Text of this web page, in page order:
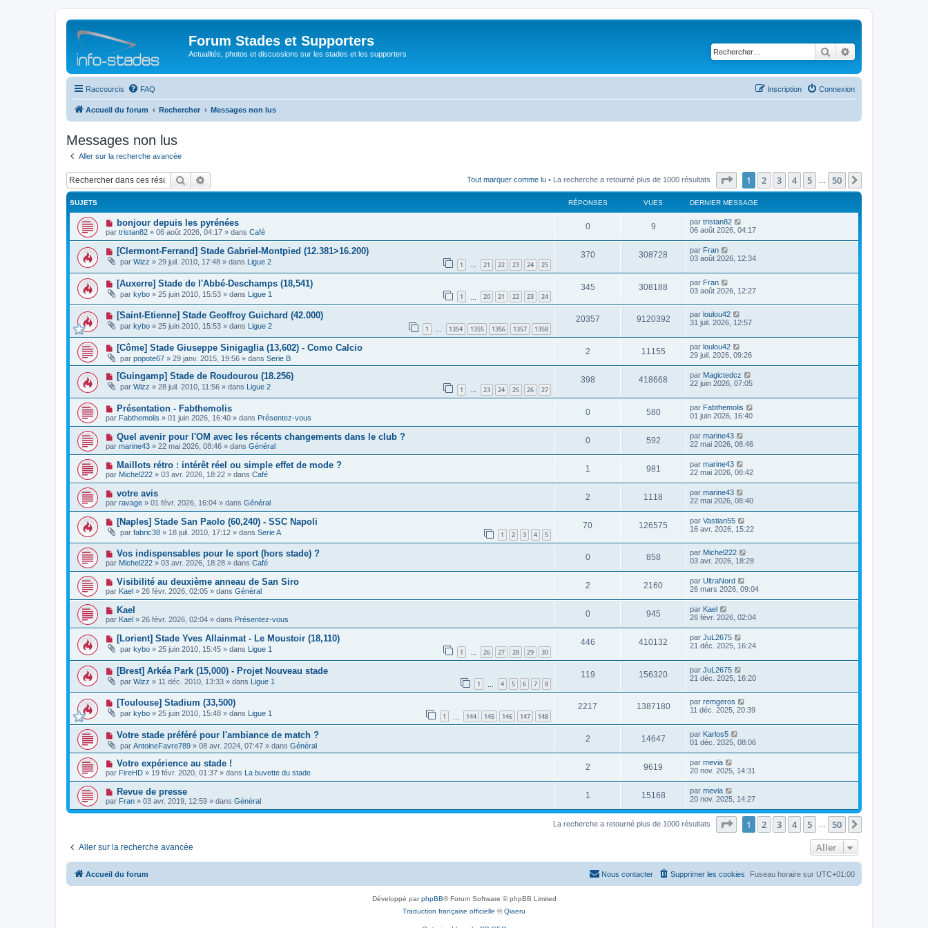
Forum Stades et Supporters
Actualités, photos et discussions sur les stades et les supporters Rechercher
Raccourcis FAQ Connexion
Inscription
Accueil du forum Rechercher Messages non lus
Messages non lus
Aller sur la recherche avancée
Rechercher Tout marquer comme lu • La recherche a retourné plus de 1000 résultats Page sur50
1 2 3 4 5 50
SUJETS RÉPONSES VUES DERNIER MESSAGE
N
o
u
v
a
m
e
s
s
a
g
e
bonjour depuis les pyrénées
par tristan82 » 06 août 2026, 04:17 » dans Café
0 9 par tristan82
06 août 2026, 04:17
N
o
u
v
e
a
u
m
s
s
a
e
[Clermont-Ferrand] Stade Gabriel-Montpied (12.381>16.200)
par Wizz » 29 juil. 2010, 17:48 » dans Ligue 2 1 … 21 22 23 24 25
370 308728 par Fran
03 août 2026, 12:34
N
o
u
v
a
u
m
s
s
a
g
e
[Auxerre] Stade de l'Abbé-Deschamps (18,541)
par kybo » 25 juin 2010, 15:53 » dans Ligue 1 1 20 21 22 23 24
345 308188 par Fran
03 août 2026, 12:27
N
o
u
v
a
u
m
e
s
s
a
g
e
[Saint-Etienne] Stade Geoffroy Guichard (42.000)
par kybo » 25 juin 2010, 15:53 » dans Ligue 2 1 … 1354 1355 1356 1357 1358
20357 9120392 par loulou42
31 juil. 2026, 12:57
N
o
u
v
a
m
e
s
s
a
g
e
[Côme] Stade Giuseppe Sinigaglia (13,602) - Como Calcio
par popote67 » 29 janv. 2015, 19:56 » dans Serie B
2 11155 par loulou42
29 juil. 2026, 09:26
N
o
u
v
e
a
m
e
s
s
g
e
[Guingamp] Stade de Roudourou (18.256)
par Wizz » 28 juil. 2010, 11:56 » dans Ligue 2 1 … 23 24 25 26 27
398 418668 par Magictedcz
22 juin 2026, 07:05
N
o
u
e
a
u
m
e
s
a
g
e
Présentation - Fabthemolis
par Fabthemolis » 01 juin 2026, 16:40 » dans Présentez-vous
0 580 par Fabthemolis
01 juin 2026, 16:40
N
o
u
v
e
a
u
m
e
s
s
a
g
e
Quel avenir pour l'OM avec les récents changements dans le club ?
par marine43 » 22 mai 2026, 08:46 » dans Général
0 592 par marine43
22 mai 2026, 08:46
N
o
u
e
a
u
m
e
s
s
a
g
e
Maillots rétro : intérêt réel ou simple effet de mode ?
par Michel222 » 03 avr. 2026, 18:22 » dans Café
1 981 par marine43
22 mai 2026, 08:42
N
o
u
v
a
u
m
s
s
a
g
e
votre avis
par ravage » 01 févr. 2026, 16:04 » dans Général
2 1118 par marine43
22 mai 2026, 08:40
N
o
u
v
e
a
u
m
s
s
g
e
[Naples] Stade San Paolo (60,240) - SSC Napoli
par fabric38 » 18 juil. 2010, 17:12 » dans Serie A 1 2 3 4 5
70 126575 par Vastian55
16 avr. 2026, 15:22
N
o
v
a
u
m
e
s
s
a
g
e
Vos indispensables pour le sport (hors stade) ?
par Michel222 » 03 avr. 2026, 18:28 » dans Café
0 858 par Michel222
03 avr. 2026, 18:28
N
o
v
e
a
u
m
e
s
s
g
Visibilité au deuxième anneau de San Siro
par Kael » 26 févr. 2026, 02:05 » dans Général
2 2160 par UltraNord
26 mars 2026, 09:04
N
o
v
a
m
e
s
s
a
g
e
Kael
par Kael » 26 févr. 2026, 02:04 » dans Présentez-vous
0 945 par Kael
26 févr. 2026, 02:04
N
o
u
v
a
u
m
s
a
g
e
[Lorient] Stade Yves Allainmat - Le Moustoir (18,110)
par kybo » 25 juin 2010, 15:45 » dans Ligue 1 1 … 26 27 28 29 30
446 410132 par JuL2675
21 déc. 2025, 16:24
N
o
u
v
a
u
m
e
s
s
a
e
[Brest] Arkéa Park (15,000) - Projet Nouveau stade
par Wizz » 11 déc. 2010, 13:33 » dans Ligue 1 1 4 5 6 7 8
119 156320 par JuL2675
21 déc. 2025, 16:20
N
o
u
v
e
a
u
m
s
s
g
e
[Toulouse] Stadium (33,500)
par kybo » 25 juin 2010, 15:48 » dans Ligue 1 1 144 145 146 147 148
2217 1387180 par remgeros
11 déc. 2025, 20:39
N
u
v
a
u
m
e
s
s
Votre stade préféré pour l'ambiance de match ?
par AntoineFavre789 » 08 avr. 2024, 07:47 » dans Général
2 14647 par Karlos5
01 déc. 2025, 08:06
N
o
u
v
e
a
u
s
a
g
Votre expérience au stade !
par FireHD » 19 févr. 2020, 01:37 » dans La buvette du stade
2 9619 par mevia
20 nov. 2025, 14:31
N
o
u
v
m
s
s
Revue de presse
par Fran » 03 avr. 2019, 12:59 » dans Général
1 15168 par mevia
20 nov. 2025, 14:27
La recherche a retourné plus de 1000 résultats Page sur50
1 2 3 4 5 50
Aller sur la recherche avancée Aller
Accueil du forum Fuseau horaire sur UTC+01:00
Supprimer les cookies
Nous contacter
Développé parphpBB® Forum Software © phpBB Limited
Traduction française officielle ©Qiaeru